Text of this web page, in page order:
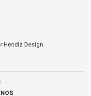
Hendiz Design